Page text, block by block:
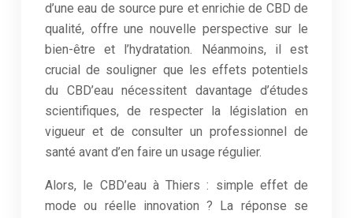
d’une eau de source pure et enrichie de CBD de
qualité, offre une nouvelle perspective sur le
bien-être et l’hydratation. Néanmoins, il est
crucial de souligner que les effets potentiels
du CBD’eau nécessitent davantage d’études
scientifiques, de respecter la législation en
vigueur et de consulter un professionnel de
santé avant d’en faire un usage régulier.
Alors, le CBD’eau à Thiers : simple effet de
mode ou réelle innovation ? La réponse se